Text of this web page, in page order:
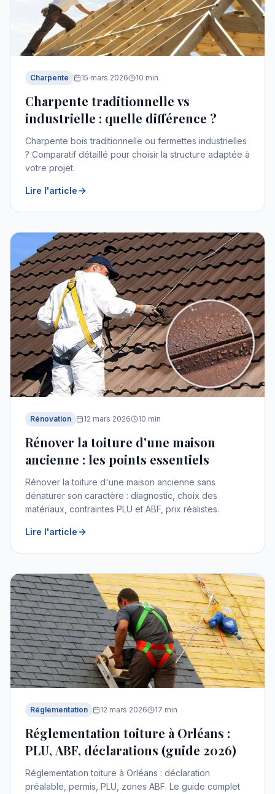
Charpente 15 mars 2026 10 min
Charpente traditionnelle vs
industrielle : quelle différence ?
Charpente bois traditionnelle ou fermettes industrielles
? Comparatif détaillé pour choisir la structure adaptée à
votre projet.
Lire l'article
Rénovation 12 mars 2026 10 min
Rénover la toiture d'une maison
ancienne : les points essentiels
Rénover la toiture d'une maison ancienne sans
dénaturer son caractère : diagnostic, choix des
matériaux, contraintes PLU et ABF, prix réalistes.
Lire l'article
Réglementation 12 mars 2026 17 min
Réglementation toiture à Orléans :
PLU, ABF, déclarations (guide 2026)
Réglementation toiture à Orléans : déclaration
préalable, permis, PLU, zones ABF. Le guide complet